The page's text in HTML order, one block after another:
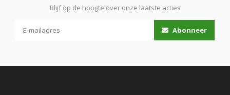
Blijf op de hoogte over onze laatste acties
Abonneer